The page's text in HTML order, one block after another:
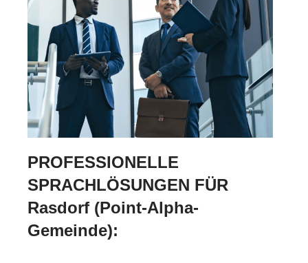
PROFESSIONELLE
SPRACHLÖSUNGEN FÜR
Rasdorf (Point-Alpha-
Gemeinde):